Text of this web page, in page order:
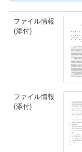
ファイル情報
(添付)
ファイル情報
(添付)